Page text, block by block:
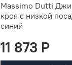
Massimo Dutti
кроя с низкой
синий
11 873 P